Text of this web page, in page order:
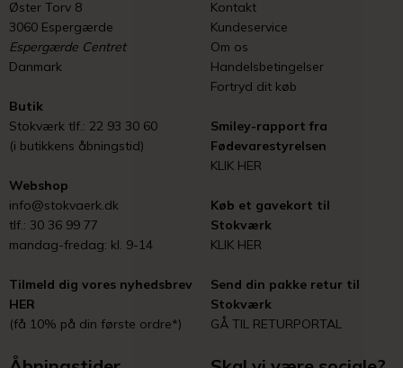
Øster Torv 8
3060 Espergærde
Espergærde Centret
Danmark
Butik
Stokværk tlf.: 22 93 30 60
(i butikkens åbningstid)
Webshop
info@stokvaerk.dk
tlf.: 30 36 99 77
mandag-fredag: kl. 9-14
Tilmeld dig vores nyhedsbrev
HER
(få 10% på din første ordre*)
Kontakt
Kundeservice
Om os
Handelsbetingelser
Fortryd dit køb
Smiley-rapport fra
Fødevarestyrelsen
KLIK HER
Køb et gavekort til
Stokværk
KLIK HER
Send din pakke retur til
Stokværk
GÅ TIL RETURPORTAL